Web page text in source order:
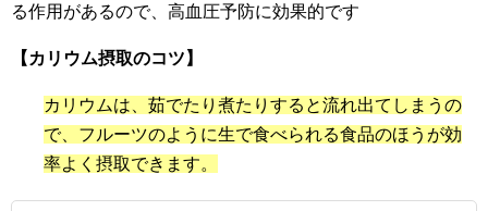
る作用があるので、高血圧予防に効果的です
【カリウム摂取のコツ】
カリウムは、茹でたり煮たりすると流れ出てしまうの
で、フルーツのように生で食べられる食品のほうが効
率よく摂取できます。